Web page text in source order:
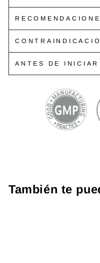
ANTES DE INICIAR
También te